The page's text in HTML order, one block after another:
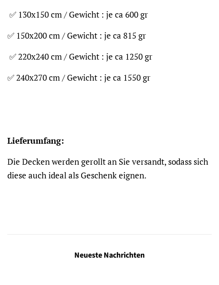
✅ 130x150 cm / Gewicht : je ca 600 gr
✅ 150x200 cm / Gewicht : je ca 815 gr
✅ 220x240 cm / Gewicht : je ca 1250 gr
✅ 240x270 cm / Gewicht : je ca 1550 gr
Lieferumfang:
Die Decken werden gerollt an Sie versandt, sodass sich
diese auch ideal als Geschenk eignen.
Neueste Nachrichten